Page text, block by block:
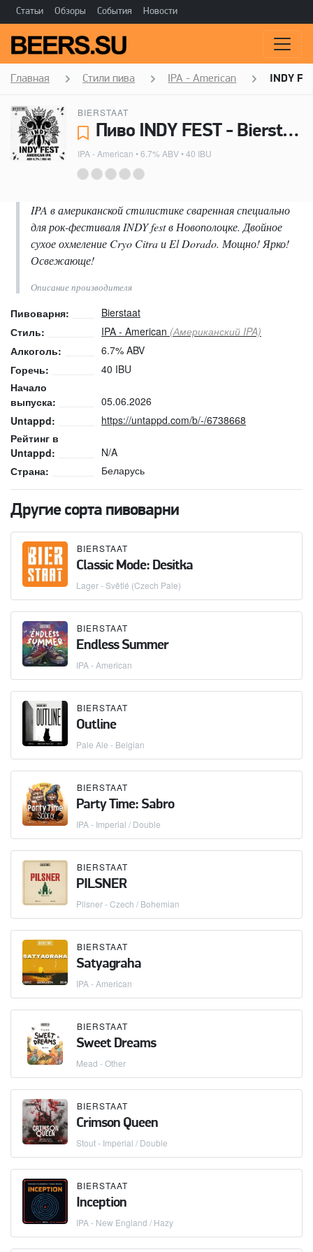
Статьи Обзоры События Новости
Главная Стили пива IPA - American INDY
BIERSTAAT
Пиво INDY FEST - Bierstaat
IPA - American • 6.7% ABV • 40 IBU
IPA в американской стилистике сваренная специально
для рок-фестиваля INDY fest в Новополоцке. Двойное
сухое охмеление Cryo Citra и El Dorado. Мощно! Ярко!
Освежающе!
Описание производителя
Пивоварня:
Bierstaat
Стиль:
IPA - American (Американский IPA)
Алкоголь:
6.7% ABV
Горечь:
40 IBU
Начало
выпуска:
05.06.2026
Untappd:
https://untappd.com/b/-/6738668
Рейтинг в
Untappd:
N/A
Страна:
Беларусь
Другие сорта пивоварни
BIERSTAAT
Classic Mode: Desitka
Lager - Světlé (Czech Pale)
BIERSTAAT
Endless Summer
IPA - American
BIERSTAAT
Outline
Pale Ale - Belgian
BIERSTAAT
Party Time: Sabro
IPA - Imperial / Double
BIERSTAAT
PILSNER
Pilsner - Czech / Bohemian
BIERSTAAT
Satyagraha
IPA - American
BIERSTAAT
Sweet Dreams
Mead - Other
BIERSTAAT
Сrimson Queen
Stout - Imperial / Double
BIERSTAAT
Inception
IPA - New England / Hazy